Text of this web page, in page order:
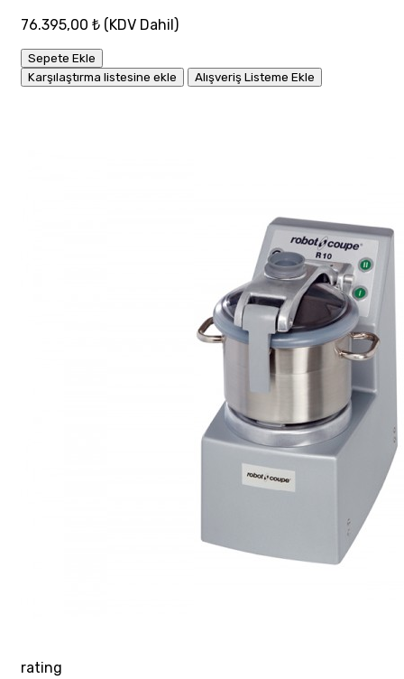
76.395,00 ₺ (KDV Dahil)
Sepete Ekle
Karşılaştırma listesine ekle
Alışveriş Listeme Ekle
rating